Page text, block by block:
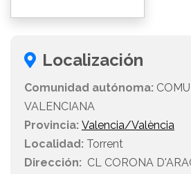
Localización
Comunidad autónoma:
VALENCIANA
Provincia: Valencia/València
Localidad: Torrent
Dirección: CL CORONA